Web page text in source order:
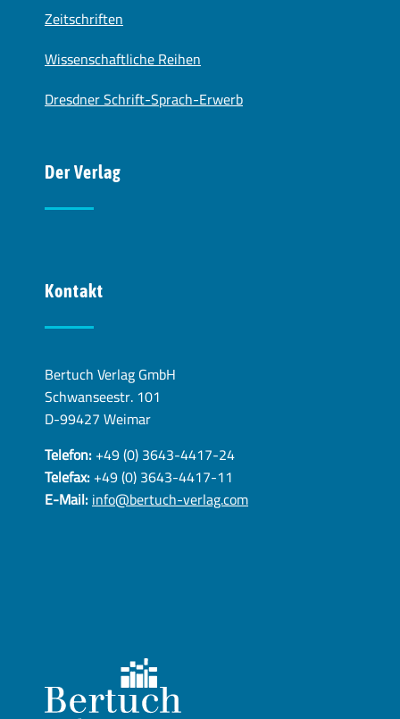
Zeitschriften
Wissenschaftliche Reihen
Dresdner Schrift-Sprach-Erwerb
Der Verlag
Kontakt
Bertuch Verlag GmbH
Schwanseestr. 101
D-99427 Weimar
Telefon:+49 (0) 3643-4417-24
Telefax:+49 (0) 3643-4417-11
E-Mail:info@bertuch-verlag.com